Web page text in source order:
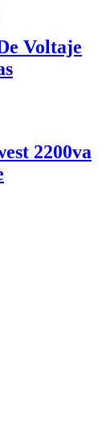
Voltaje
2200va